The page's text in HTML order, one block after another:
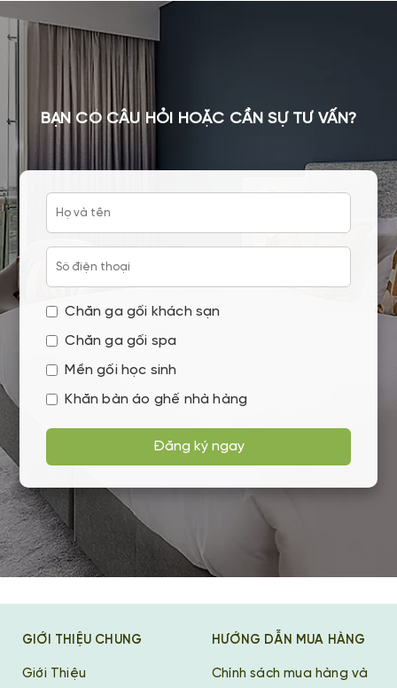
BẠN CÓ CÂU HỎI HOẶC CẦN SỰ TƯ VẤN?
Chăn ga gối khách sạn
Chăn ga gối spa
Mền gối học sinh
Khăn bàn áo ghế nhà hàng
Đăng ký ngay
GIỚI THIỆU CHUNG
Giới Thiệu
HƯỚNG DẪN MUA HÀNG
Chính sách mua hàng và